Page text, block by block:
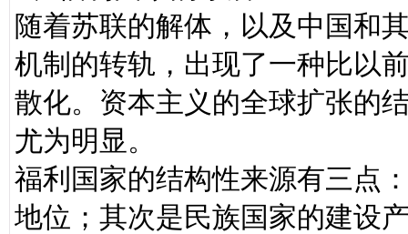
随着苏联的解体，以及中国和
机制的转轨，出现了一种比以
散化。资本主义的全球扩张的
尤为明显。
福利国家的结构性来源有三点
地位；其次是民族国家的建设